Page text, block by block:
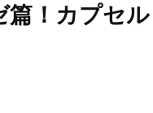
！カプセル